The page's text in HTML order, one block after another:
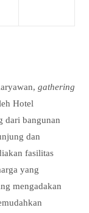
gathering
Hotel
dari bangunan
dan
fasilitas
yang
mengadakan